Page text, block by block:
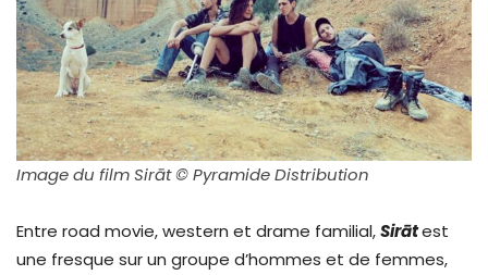
Image du film Sirāt © Pyramide Distribution
Entre road movie, western et drame familial,Sirātest
une fresque sur un groupe d’hommes et de femmes,